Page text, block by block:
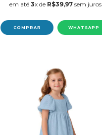
em até 3x de R$39,97 sem juros
COMPRAR WHATSAPP